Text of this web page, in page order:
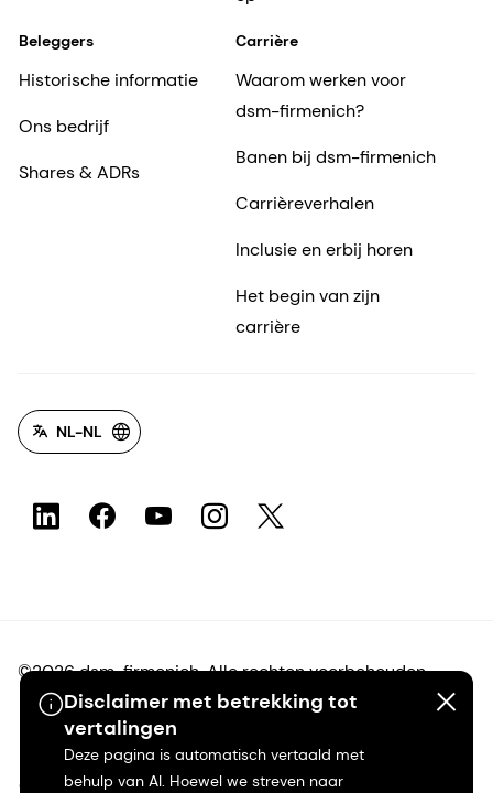
Disclaimer met betrekking tot
vertalingen
Deze pagina is automatisch vertaald met
behulp van AI. Hoewel we streven naar
Beleggers
Historische informatie
Ons bedrijf
Shares & ADRs
Carrière
Waarom werken voor
dsm-firmenich?
Banen bij dsm-firmenich
Carrièreverhalen
Inclusie en erbij horen
Het begin van zijn
carrière
NL-NL
©2026 dsm-firmenich. Alle rechten voorbehouden.
Privacyverklaring
Gebruiksvoorwaarden